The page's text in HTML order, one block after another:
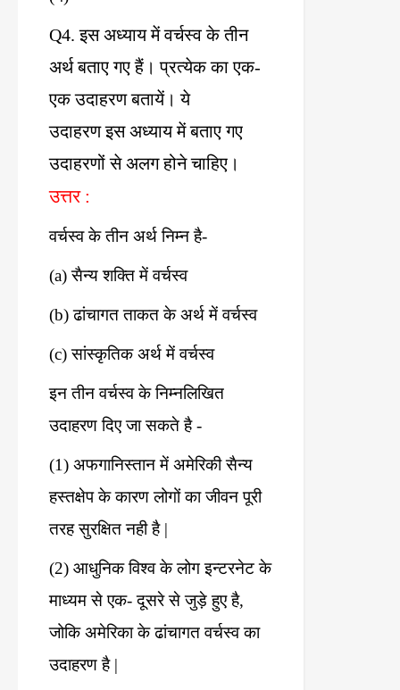
Q4.इस अध्याय में वर्चस्व के तीन
अर्थ बताए गए हैं। प्रत्येक का एक-
एक उदाहरण बतायें। ये
उदाहरण इस अध्याय में बताए गए
उदाहरणों से अलग होने चाहिए।
उत्तर:
वर्चस्व के तीन अर्थ निम्न है-
(a)सैन्य शक्ति में वर्चस्व
(b)ढांचागत ताकत के अर्थ में वर्चस्व
(c)सांस्कृतिक अर्थ में वर्चस्व
इन तीन वर्चस्व के निम्नलिखित
उदाहरण दिए जा सकते है-
(1) अफगानिस्तान में अमेरिकी सैन्य
हस्तक्षेप के कारण लोगों का जीवन पूरी
तरह सुरक्षित नही है|
(2) आधुनिक विश्व के लोग इन्टरनेट के
माध्यम से एक-दूसरे से जुड़े हुए है,
जोकि अमेरिका के ढांचागत वर्चस्व का
उदाहरण है|